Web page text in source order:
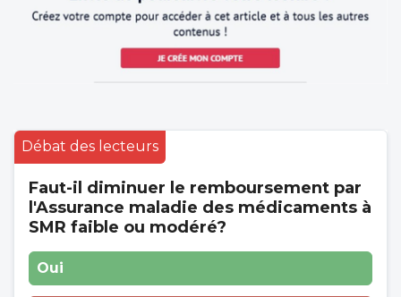
Débat des lecteurs
Faut-il diminuer le remboursement par
l'Assurance maladie des médicaments à
SMR faible ou modéré?
Oui